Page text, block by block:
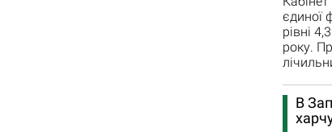
єдиної
рівні
року.
В